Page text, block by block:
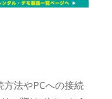
法やPCへの接続